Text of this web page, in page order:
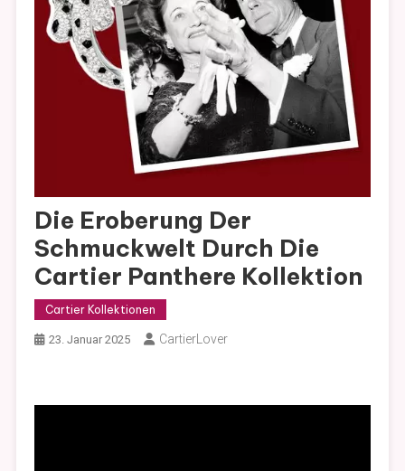
Die Eroberung Der
Schmuckwelt Durch Die
Cartier Panthere Kollektion
Cartier Kollektionen
23. Januar 2025 CartierLover